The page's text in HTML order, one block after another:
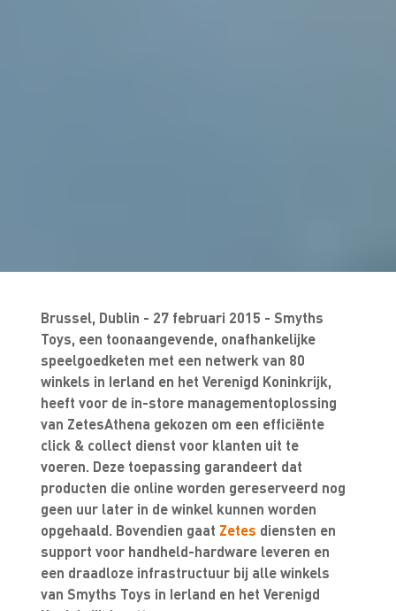
Brussel, Dublin - 27 februari 2015 - Smyths
Toys, een toonaangevende, onafhankelijke
speelgoedketen met een netwerk van 80
winkels in Ierland en het Verenigd Koninkrijk,
heeft voor de in-store managementoplossing
van ZetesAthena gekozen om een efficiënte
click & collect dienst voor klanten uit te
voeren. Deze toepassing garandeert dat
producten die online worden gereserveerd nog
geen uur later in de winkel kunnen worden
opgehaald. Bovendien gaat Zetes diensten en
support voor handheld-hardware leveren en
een draadloze infrastructuur bij alle winkels
van Smyths Toys in Ierland en het Verenigd